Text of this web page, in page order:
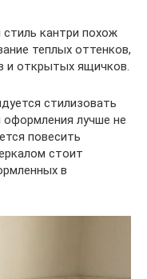
кантри похож
теплых оттенков,
и открытых ящичков.
стилизовать
лучше не
повесить
стоит
в